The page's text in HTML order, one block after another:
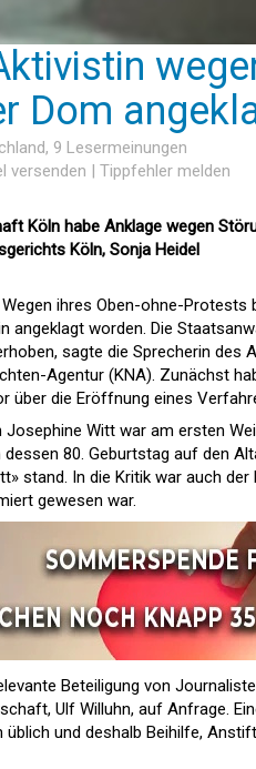
Dom
, 9 Lesermeinungen
versenden | Tippfehler melden
Köln habe Anklage wegen
Köln, Sonja Heidel
ihres Oben-ohne-
angeklagt worden. Die
sagte die Sprecherin des
Agentur (KNA). Zunächst
über die Eröffnung eines
Josephine Witt war am ersten
80. Geburtstag auf den
stand. In die Kritik war auch
gewesen war.
Beteiligung von
Ulf Willuhn, auf Anfrage.
üblich und deshalb Beihilfe,